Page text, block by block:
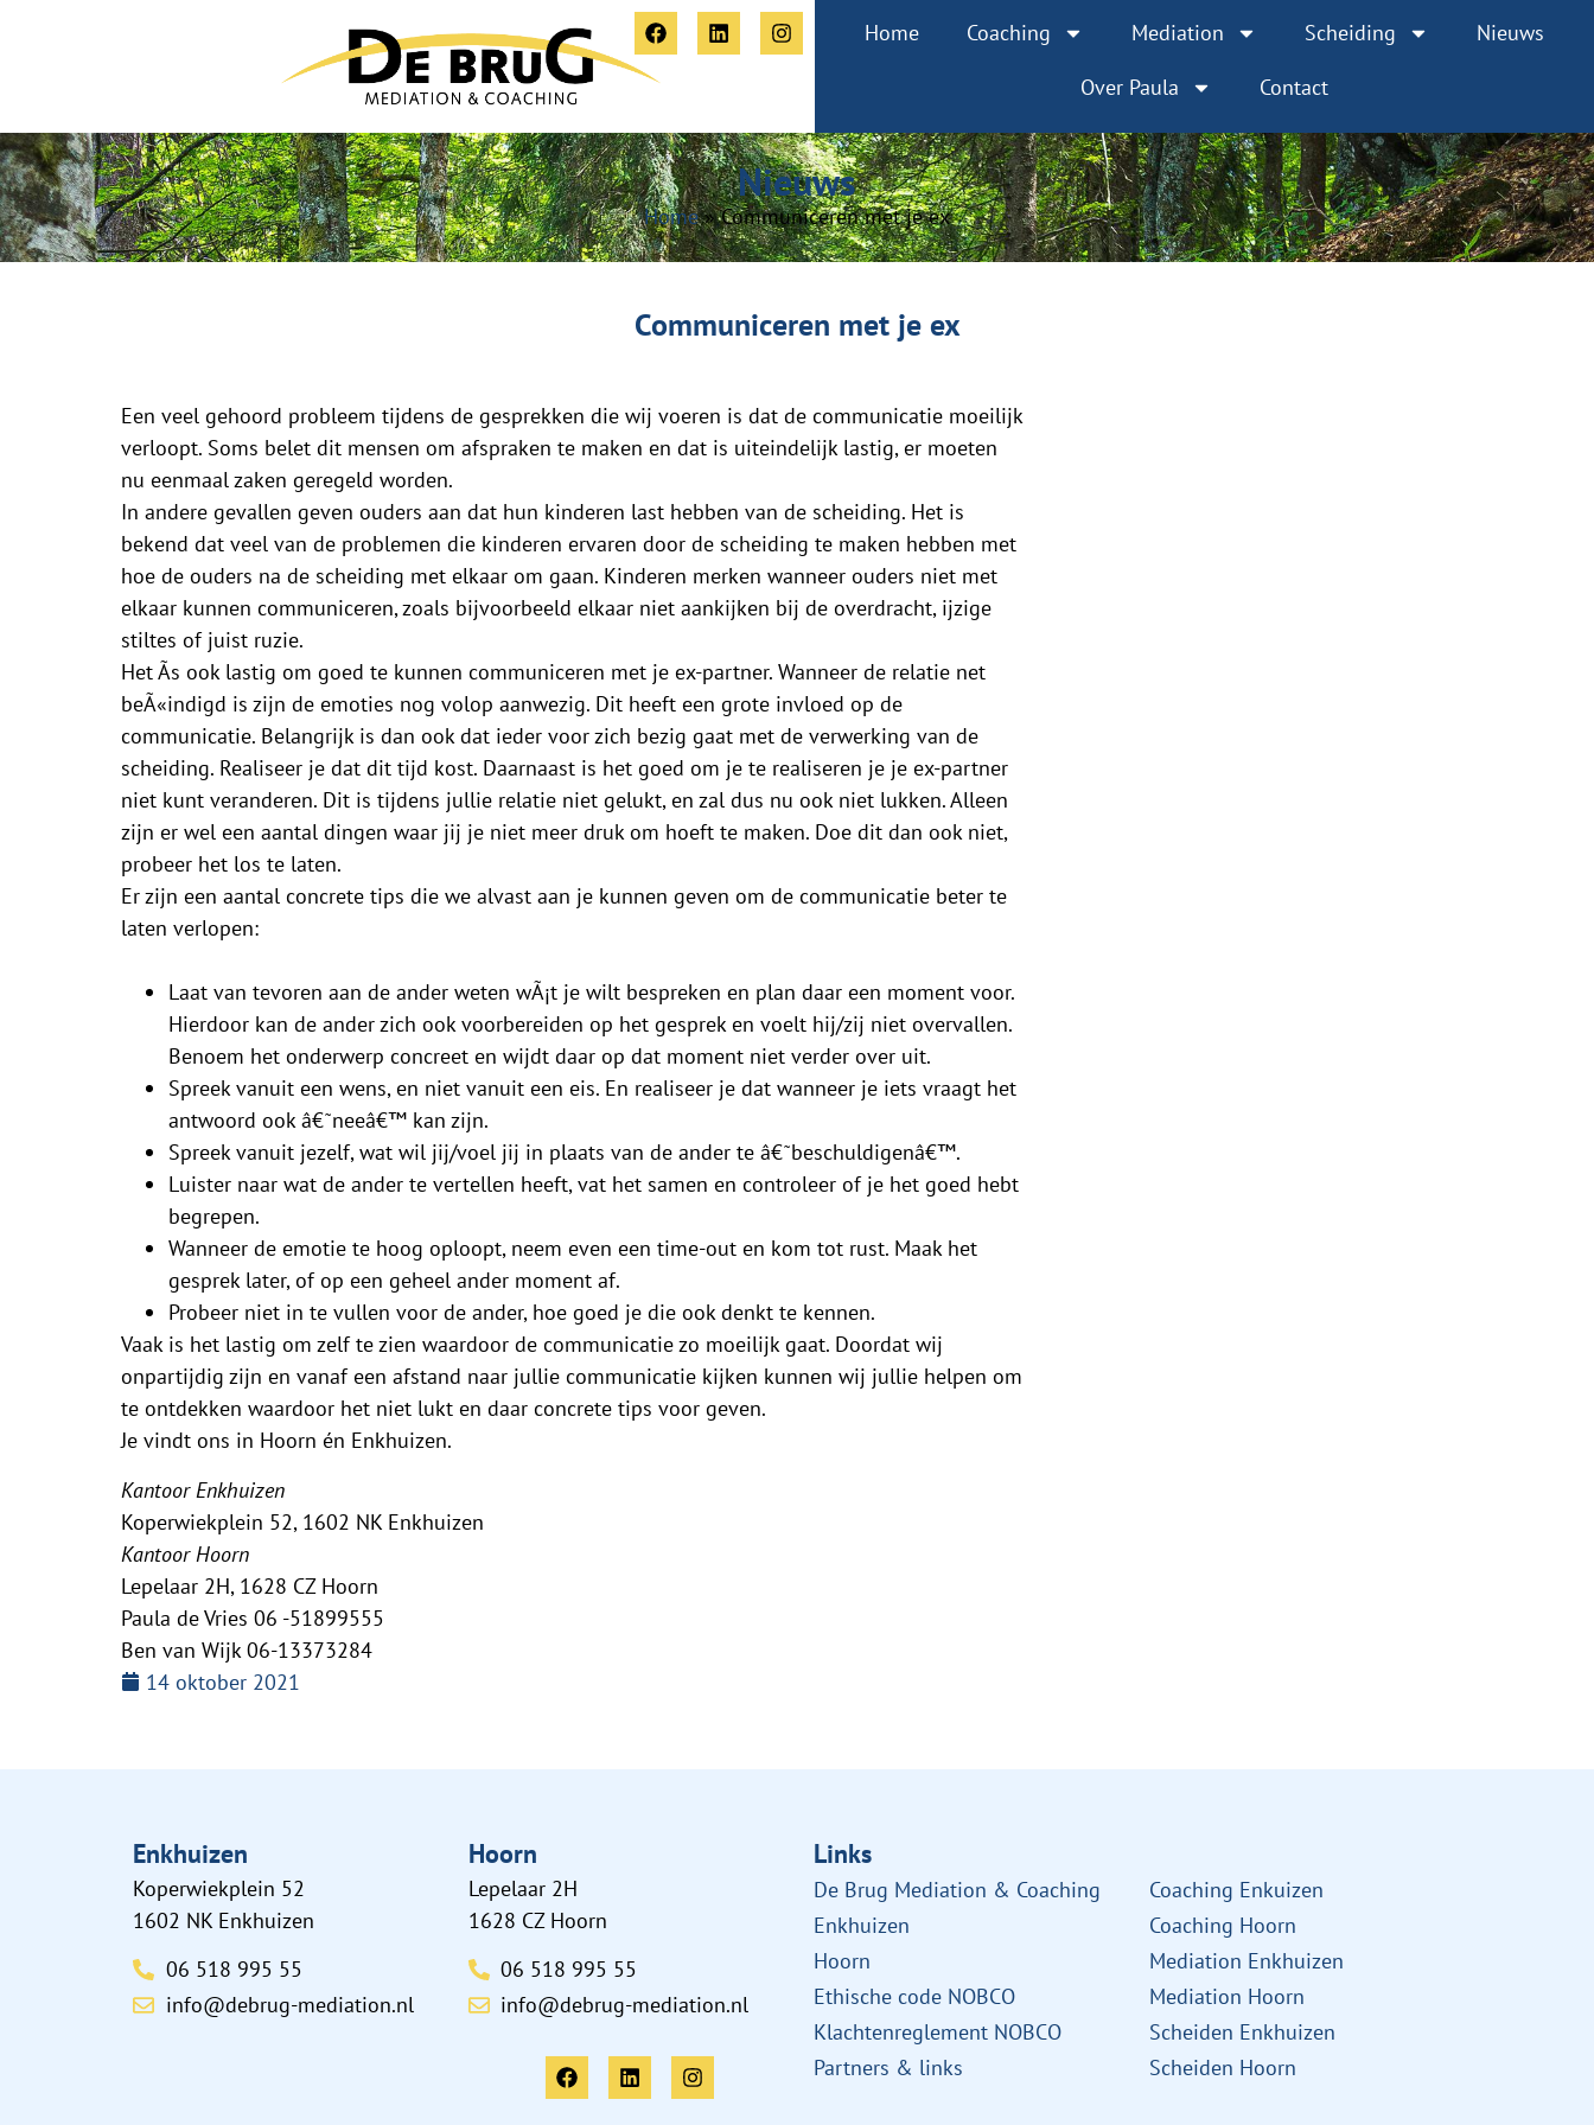
Home Coaching Mediation Scheiding
Nieuws
Over Paula
Contact
Nieuws
Home»Communiceren met je ex
Communiceren met je ex
Een veel gehoord probleem tijdens de gesprekken die wij voeren is dat de communicatie moeilijk
verloopt. Soms belet dit mensen om afspraken te maken en dat is uiteindelijk lastig, er moeten
nu eenmaal zaken geregeld worden.
In andere gevallen geven ouders aan dat hun kinderen last hebben van de scheiding. Het is
bekend dat veel van de problemen die kinderen ervaren door de scheiding te maken hebben met
hoe de ouders na de scheiding met elkaar om gaan. Kinderen merken wanneer ouders niet met
elkaar kunnen communiceren, zoals bijvoorbeeld elkaar niet aankijken bij de overdracht, ijzige
stiltes of juist ruzie.
Het Ã­s ook lastig om goed te kunnen communiceren met je ex-partner. Wanneer de relatie net
beÃ«indigd is zijn de emoties nog volop aanwezig. Dit heeft een grote invloed op de
communicatie. Belangrijk is dan ook dat ieder voor zich bezig gaat met de verwerking van de
scheiding. Realiseer je dat dit tijd kost. Daarnaast is het goed om je te realiseren je je ex-partner
niet kunt veranderen. Dit is tijdens jullie relatie niet gelukt, en zal dus nu ook niet lukken. Alleen
zijn er wel een aantal dingen waar jij je niet meer druk om hoeft te maken. Doe dit dan ook niet,
probeer het los te laten.
Er zijn een aantal concrete tips die we alvast aan je kunnen geven om de communicatie beter te
laten verlopen:
Laat van tevoren aan de ander weten wÃ¡t je wilt bespreken en plan daar een moment voor.
Hierdoor kan de ander zich ook voorbereiden op het gesprek en voelt hij/zij niet overvallen.
Benoem het onderwerp concreet en wijdt daar op dat moment niet verder over uit.
Spreek vanuit een wens, en niet vanuit een eis. En realiseer je dat wanneer je iets vraagt het
antwoord ook â€˜neeâ€™ kan zijn.
Spreek vanuit jezelf, wat wil jij/voel jij in plaats van de ander te â€˜beschuldigenâ€™.
Luister naar wat de ander te vertellen heeft, vat het samen en controleer of je het goed hebt
begrepen.
Wanneer de emotie te hoog oploopt, neem even een time-out en kom tot rust. Maak het
gesprek later, of op een geheel ander moment af.
Probeer niet in te vullen voor de ander, hoe goed je die ook denkt te kennen.
Vaak is het lastig om zelf te zien waardoor de communicatie zo moeilijk gaat. Doordat wij
onpartijdig zijn en vanaf een afstand naar jullie communicatie kijken kunnen wij jullie helpen om
te ontdekken waardoor het niet lukt en daar concrete tips voor geven.
Je vindt ons in Hoorn én Enkhuizen.
Kantoor Enkhuizen
Koperwiekplein 52, 1602 NK Enkhuizen
Kantoor Hoorn
Lepelaar 2H, 1628 CZ Hoorn
Paula de Vries 06 -51899555
Ben van Wijk 06-13373284
14 oktober 2021
Enkhuizen
Koperwiekplein 52
1602 NK Enkhuizen
06 518 995 55
info@debrug-mediation.nl
Hoorn
Lepelaar 2H
1628 CZ Hoorn
06 518 995 55
info@debrug-mediation.nl
Links
De Brug Mediation & Coaching
Enkhuizen
Hoorn
Ethische code NOBCO
Klachtenreglement NOBCO
Partners & links
Coaching Enkuizen
Coaching Hoorn
Mediation Enkhuizen
Mediation Hoorn
Scheiden Enkhuizen
Scheiden Hoorn